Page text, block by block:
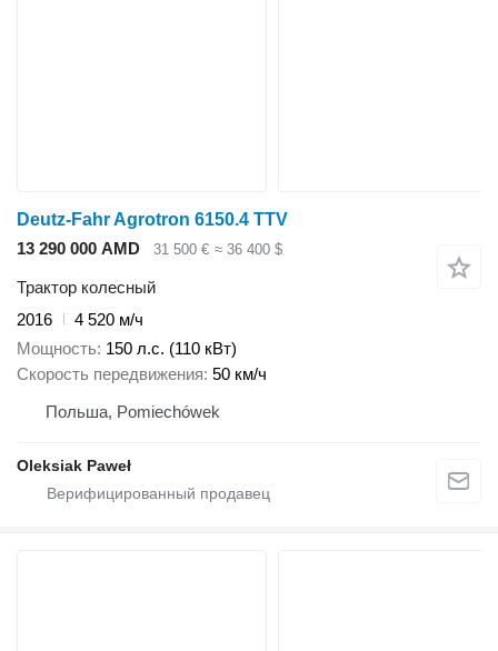
Deutz-Fahr Agrotron 6150.4 TTV
13 290 000 AMD
31 500 € ≈ 36 400 $
Трактор колесный
2016
4 520 м/ч
Мощность 150 л.с. (110 кВт)
Скорость передвижения 50 км/ч
Польша, Pomiechówek
Oleksiak Paweł